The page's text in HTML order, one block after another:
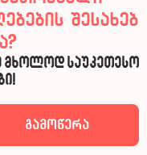
შესახებ
მხოლოდ საუკეთესო